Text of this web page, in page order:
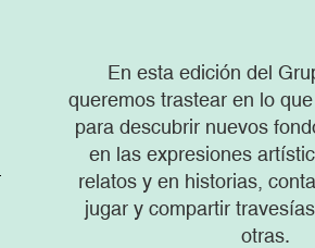
En esta edición del
queremos trastear en lo
para descubrir nuevos
en las expresiones
relatos y en historias,
jugar y compartir
otras.